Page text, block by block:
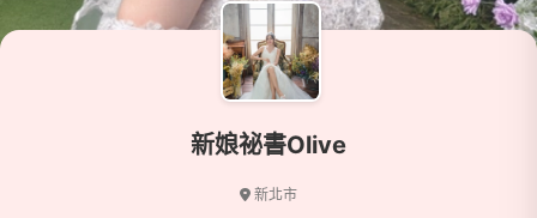
新娘祕書Olive
新北市